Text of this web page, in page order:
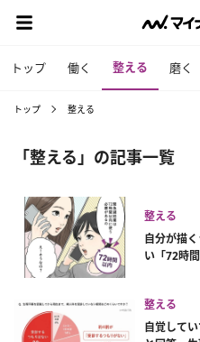
トップ 働く 整える 磨く
トップ 整える
「整える」の記事一覧
整える
自分が描
い「72時
整える
自覚して